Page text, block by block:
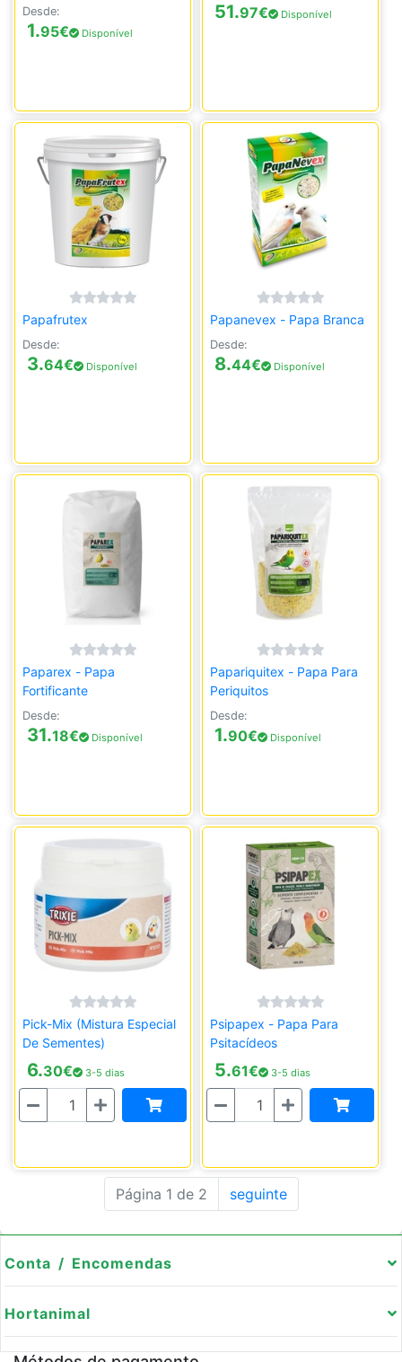
Desde:
1.95€ Disponível
51.97€ Disponível
Papafrutex
Desde:
3.64€ Disponível
Papanevex - Papa Branca
Desde:
8.44€ Disponível
Paparex - Papa
Fortificante
Desde:
31.18€ Disponível
Papariquitex - Papa Para
Periquitos
Desde:
1.90€ Disponível
Pick-Mix (Mistura Especial
De Sementes)
6.30€ 3-5 dias
Quantidade
Psipapex - Papa Para
Psitacídeos
5.61€ 3-5 dias
Quantidade
Página 1 de 2 seguinte
Conta / Encomendas
Hortanimal